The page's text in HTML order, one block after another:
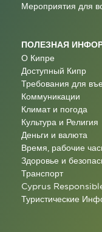
Мероприятия для
ПОЛЕЗНАЯ
О Кипре
Доступный Кипр
Требования для
Коммуникации
Климат и погода
Культура и Религия
Деньги и валюта
Время, рабочие
Здоровье и
Транспорт
Cyprus
Туристические